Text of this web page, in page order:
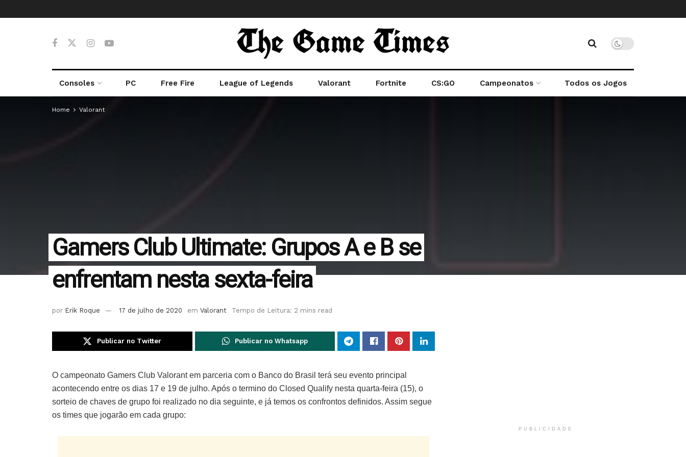
Consoles PC Free Fire League of Legends Valorant Fortnite CS:GO Campeonatos Todos os Jogos
Home Valorant
Gamers Club Ultimate: Grupos A e B se
enfrentam nesta sexta-feira
por Erik Roque 17 de julho de 2020 em Valorant Tempo de Leitura: 2 mins read
Publicar no Twitter Publicar no Whatsapp
O campeonato Gamers Club Valorant em parceria com o Banco do Brasil terá seu evento principal
acontecendo entre os dias 17 e 19 de julho. Após o termino do Closed Qualify nesta quarta-feira (15), o
sorteio de chaves de grupo foi realizado no dia seguinte, e já temos os confrontos definidos. Assim segue
os times que jogarão em cada grupo:
PUBLICIDADE